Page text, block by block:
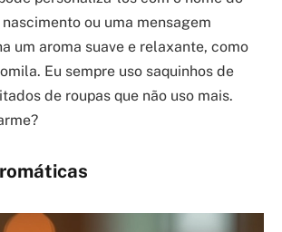
ou uma mensagem
um aroma suave e relaxante, como
Eu sempre uso saquinhos de
de roupas que não uso mais.